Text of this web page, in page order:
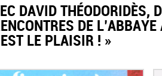
DAVID THÉODORIDÈS,
DE
LE PLAISIR ! »